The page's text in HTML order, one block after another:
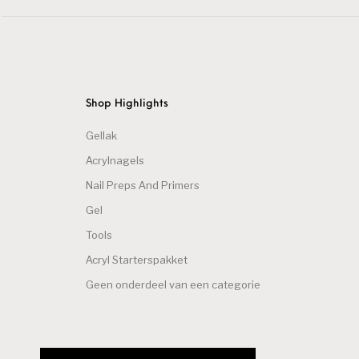
Shop Highlights
Gellak
Acrylnagels
Nail Preps And Primers
Gel
Tools
Acryl Starterspakket
Geen onderdeel van een categorie